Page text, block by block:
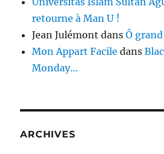
retourne à Man U !
Jean Julémont dansÔ
Mon Appart Facile dans
Monday…
ARCHIVES